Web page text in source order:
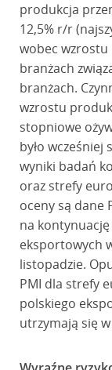
produkcja
12,5% r/r
wobec wzrostu
branżach
branżach.
wzrostu
stopniowe
było
wyniki badań
oraz strefy
oceny są dane
na
eksportowych
listopadzie.
PMI dla strefy
polskiego
utrzymają się